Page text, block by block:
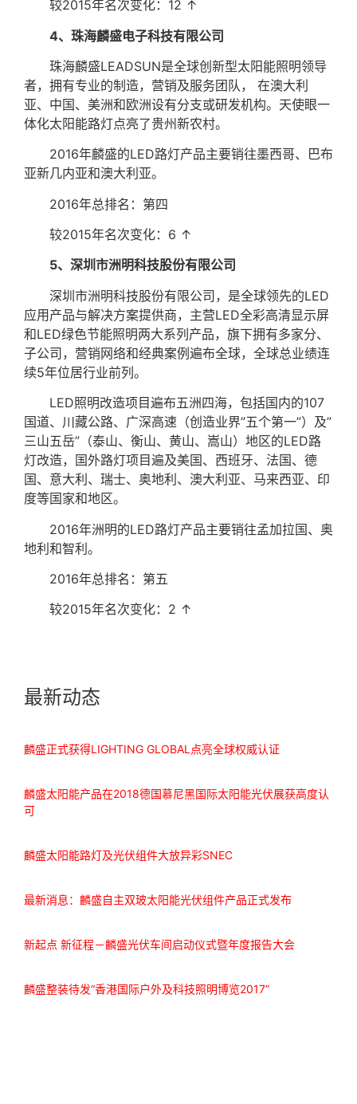
较2015年名次变化：12 ↑
4、珠海麟盛电子科技有限公司
珠海麟盛LEADSUN是全球创新型太阳能照明领导
者，拥有专业的制造，营销及服务团队， 在澳大利
亚、中国、美洲和欧洲设有分支或研发机构。天使眼一
体化太阳能路灯点亮了贵州新农村。
2016年麟盛的LED路灯产品主要销往墨西哥、巴布
亚新几内亚和澳大利亚。
2016年总排名：第四
较2015年名次变化：6 ↑
5、深圳市洲明科技股份有限公司
深圳市洲明科技股份有限公司，是全球领先的LED
应用产品与解决方案提供商，主营LED全彩高清显示屏
和LED绿色节能照明两大系列产品，旗下拥有多家分、
子公司，营销网络和经典案例遍布全球，全球总业绩连
续5年位居行业前列。
LED照明改造项目遍布五洲四海，包括国内的107
国道、川藏公路、广深高速（创造业界”五个第一”）及”
三山五岳”（泰山、衡山、黄山、嵩山）地区的LED路
灯改造，国外路灯项目遍及美国、西班牙、法国、德
国、意大利、瑞士、奥地利、澳大利亚、马来西亚、印
度等国家和地区。
2016年洲明的LED路灯产品主要销往孟加拉国、奥
地利和智利。
2016年总排名：第五
较2015年名次变化：2 ↑
最新动态
麟盛正式获得LIGHTING GLOBAL点亮全球权威认证
麟盛太阳能产品在2018德国慕尼黑国际太阳能光伏展获高度认
可
麟盛太阳能路灯及光伏组件大放异彩SNEC
最新消息：麟盛自主双玻太阳能光伏组件产品正式发布
新起点 新征程－麟盛光伏车间启动仪式暨年度报告大会
麟盛整装待发“香港国际户外及科技照明博览2017”